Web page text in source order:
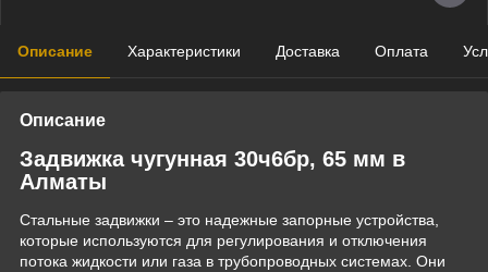
Описание Характеристики Доставка Оплата
Описание
Задвижка чугунная 30ч6бр, 65 мм в
Алматы
Стальные задвижки – это надежные запорные устройства,
которые используются для регулирования и отключения
потока жидкости или газа в трубопроводных системах. Они